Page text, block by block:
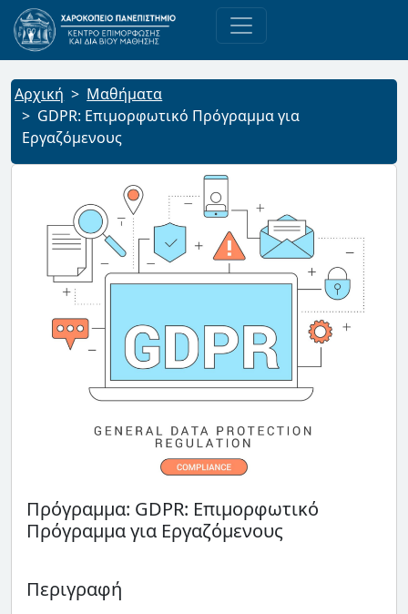
Αρχική
Μαθήματα
GDPR: Επιμορφωτικό Πρόγραμμα για
Εργαζόμενους
Πρόγραμμα: GDPR: Επιμορφωτικό
Πρόγραμμα για Εργαζόμενους
Περιγραφή